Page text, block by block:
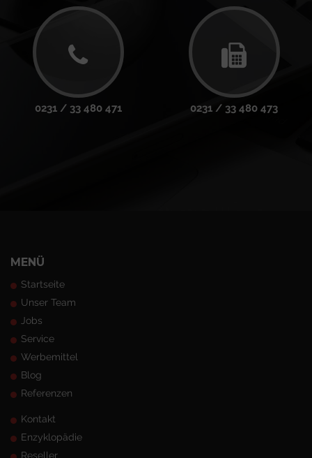
0231 / 33 480 471 0231 / 33 480 473
MENÜ
Startseite
Unser Team
Jobs
Service
Werbemittel
Blog
Referenzen
Kontakt
Enzyklopädie
Reseller